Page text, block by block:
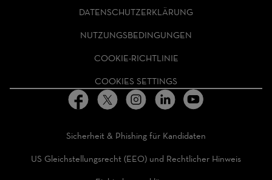
HOMEPAGE
DATENSCHUTZERKLÄRUNG
NUTZUNGSBEDINGUNGEN
COOKIE-RICHTLINIE
COOKIES SETTINGS
Sicherheit & Phishing für Kandidaten
US Gleichstellungsrecht (EEO) und Rechtlicher Hinweis